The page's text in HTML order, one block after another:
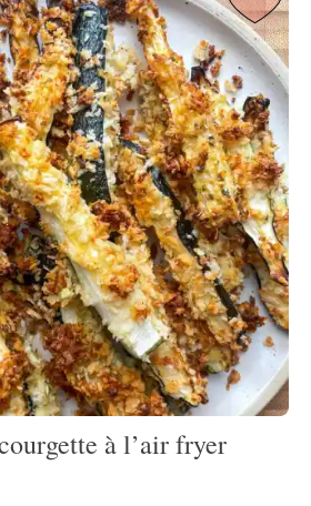
à l’air fryer